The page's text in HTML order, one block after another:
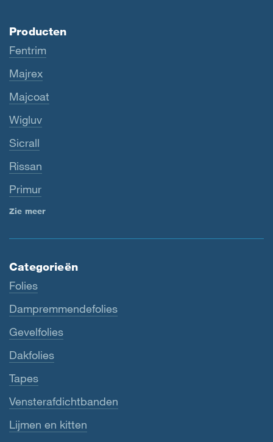
Producten
Fentrim
Majrex
Majcoat
Wigluv
Sicrall
Rissan
Primur
Zie meer
Categorieën
Folies
Dampremmendefolies
Gevelfolies
Dakfolies
Tapes
Vensterafdichtbanden
Lijmen en kitten